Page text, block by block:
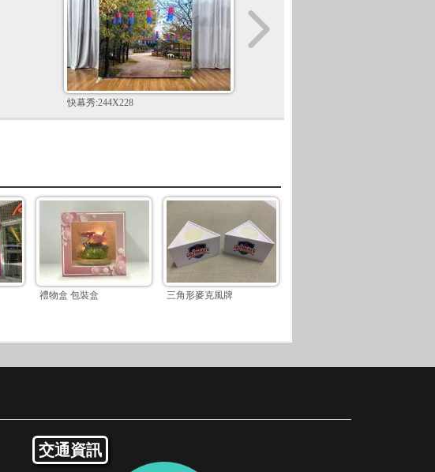
快幕秀:244X228
禮物盒 包裝盒 三角形麥克風牌
交通資訊